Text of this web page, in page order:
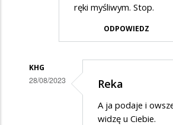
ręki myśliwym. Stop.
ODPOWIEDZ
KHG
28/08/2023 Reka
A ja podaje i
widzę u Ciebie.